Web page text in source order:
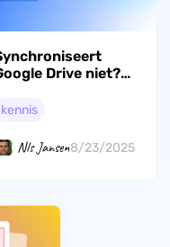
Drive niet?
10 oplossingen.
kennis
Nls Jansen8/23/2025